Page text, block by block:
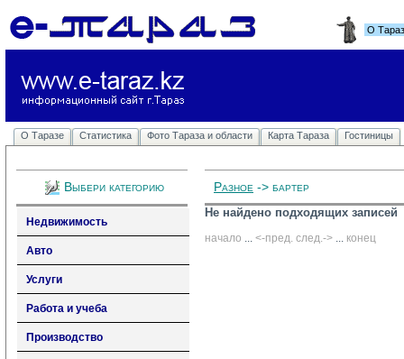
О
О Таразе Статистика Фото Тараза и области Карта Тараза Гостиницы
Выбери категорию
Недвижимость
Авто
Услуги
Работа и учеба
Производство
Разное -> бартер
Не найдено подходящих записей
начало ... <-пред. след.-> ... конец